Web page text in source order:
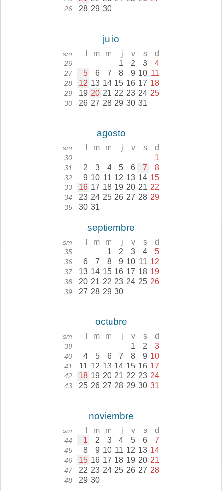
26 28 29 30
julio
sm m m j v s d
26 1 2 3 4
27 5 6 7 8 9 10 11
28 12 13 14 15 16 17 18
29 19 20 21 22 23 24 25
30 26 27 28 29 30 31
agosto
sm m m j v s d
30 1
31 2 3 4 5 6 7 8
32 9 10 11 12 13 14 15
33 16 17 18 19 20 21 22
34 23 24 25 26 27 28 29
35 30 31
septiembre
sm m m j v s d
35 1 2 3 4 5
36 6 7 8 9 10 11 12
37 13 14 15 16 17 18 19
38 20 21 22 23 24 25 26
39 27 28 29 30
octubre
sm m m j v s d
39 1 2 3
40 4 5 6 7 8 9 10
41 11 12 13 14 15 16 17
42 18 19 20 21 22 23 24
43 25 26 27 28 29 30 31
noviembre
sm m m j v s d
44 1 2 3 4 5 6 7
45 8 9 10 11 12 13 14
46 15 16 17 18 19 20 21
47 22 23 24 25 26 27 28
48 29 30